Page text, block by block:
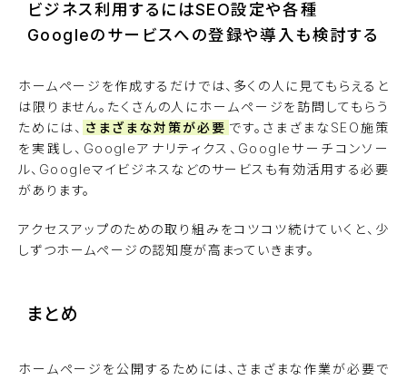
ビジネス利用するにはSEO設定や各種
Googleのサービスへの登録や導入も検討する
ホームページを作成するだけでは、多くの人に見てもらえると
は限りません。たくさんの人にホームページを訪問してもらう
ためには、 さまざまな対策が必要 です。さまざまなSEO施策
を実践し、Googleアナリティクス、Googleサーチコンソー
ル、Googleマイビジネスなどのサービスも有効活用する必要
があります。
アクセスアップのための取り組みをコツコツ続けていくと、少
しずつホームページの認知度が高まっていきます。
まとめ
ホームページを公開するためには、さまざまな作業が必要で